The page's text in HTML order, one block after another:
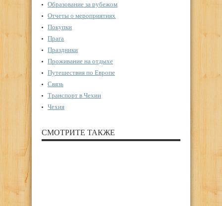
Образование за рубежом
Отчеты о мероприятиях
Покупки
Прага
Праздники
Проживание на отдыхе
Путешествия по Европе
Связь
Транспорт в Чехии
Чехия
СМОТРИТЕ ТАКЖЕ